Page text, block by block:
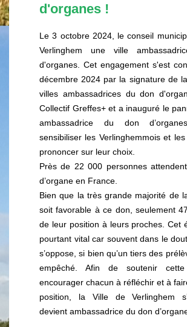
d'organes !
Le 3 octobre 2024, le conseil
Verlinghem une ville
d'organes. Cet engagement s'est
décembre 2024 par la signature de
villes ambassadrices du don
Collectif Greffes+ et a inauguré le
ambassadrice du don
sensibiliser les Verlinghemmois et
prononcer sur leur choix.
Près de 22 000 personnes
d’organe en France.
Bien que la très grande majorité de
soit favorable à ce don, seulement
de leur position à leurs proches. Cet
pourtant vital car souvent dans le
s’oppose, si bien qu’un tiers des
empêché. Afin de soutenir
encourager chacun à réfléchir et à
position, la Ville de Verlinghem
devient ambassadrice du don